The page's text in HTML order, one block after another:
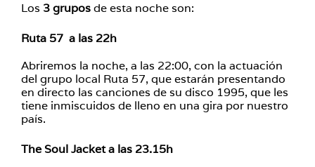
Los 3 gruposde esta noche son:
Ruta 57 a las 22h
Abriremos la noche, a las 22:00, con la actuación
del grupo local Ruta 57, que estarán presentando
en directo las canciones de su disco 1995, que les
tiene inmiscuidos de lleno en una gira por nuestro
país.
The Soul Jacketa las 23.15h